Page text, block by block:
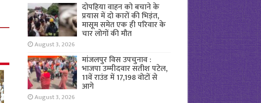
दोपहिया वाहन को बचाने के
प्रयास में दो कारों की भिड़ंत,
मासूम समेत एक ही परिवार के
चार लोगों की मौत
August 3, 2026
मांजलपुर विस उपचुनाव :
भाजपा उम्मीदवार सतीश पटेल,
11वें राउंड में 17,198 वोटों से
आगे
August 3, 2026